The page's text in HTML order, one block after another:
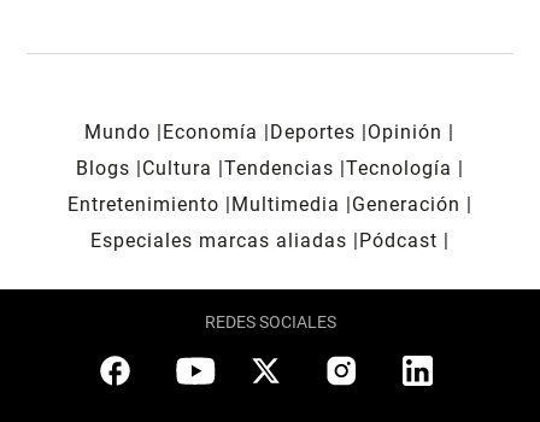
Mundo Economía Deportes
Opinión
Blogs
Cultura Tendencias Tecnología
Entretenimiento
Multimedia
Generación
Especiales marcas aliadas
Pódcast
REDES SOCIALES